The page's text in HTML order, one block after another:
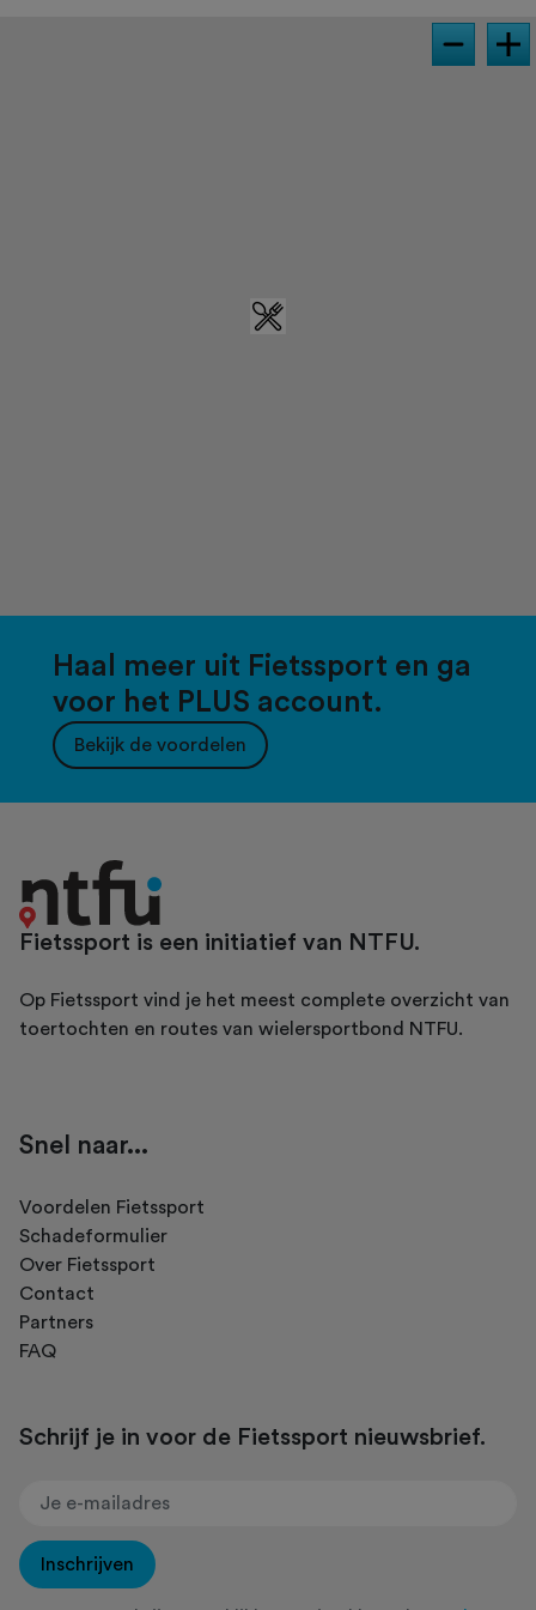
Haal meer uit Fietssport en ga
voor het PLUS account.
Bekijk de voordelen
Fietssport is een initiatief van NTFU.
Op Fietssport vind je het meest complete overzicht van
toertochten en routes van wielersportbond NTFU.
Snel naar...
Voordelen Fietssport
Schadeformulier
Over Fietssport
Contact
Partners
FAQ
Schrijf je in voor de Fietssport nieuwsbrief.
Inschrijven